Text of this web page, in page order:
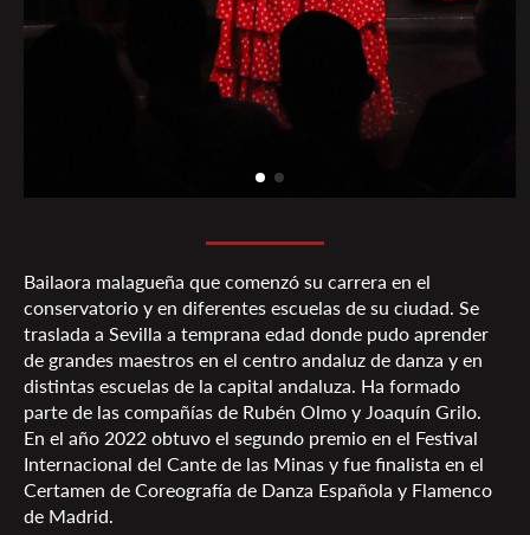
Bailaora malagueña que comenzó su carrera en el
conservatorio y en diferentes escuelas de su ciudad. Se
traslada a Sevilla a temprana edad donde pudo aprender
de grandes maestros en el centro andaluz de danza y en
distintas escuelas de la capital andaluza. Ha formado
parte de las compañías de Rubén Olmo y Joaquín Grilo.
En el año 2022 obtuvo el segundo premio en el Festival
Internacional del Cante de las Minas y fue finalista en el
Certamen de Coreografía de Danza Española y Flamenco
de Madrid.